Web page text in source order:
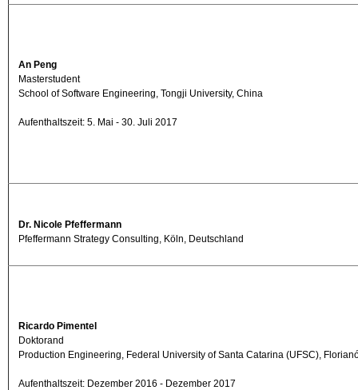
An Peng
Masterstudent
School of Software Engineering, Tongji University, China
Aufenthaltszeit: 5. Mai - 30. Juli 2017
Dr. Nicole Pfeffermann
Pfeffermann Strategy Consulting, Köln, Deutschland
Ricardo Pimentel
Doktorand
Production Engineering, Federal University of Santa Catarina (UFSC),
Aufenthaltszeit: Dezember 2016 - Dezember 2017